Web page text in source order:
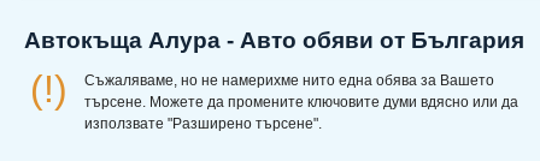
Автокъща Алура - Авто обяви от България
(!)
Съжаляваме, но не намерихме нито една обява за Вашето
търсене. Можете да промените ключовите думи вдясно или да
използвате "Разширено търсене".